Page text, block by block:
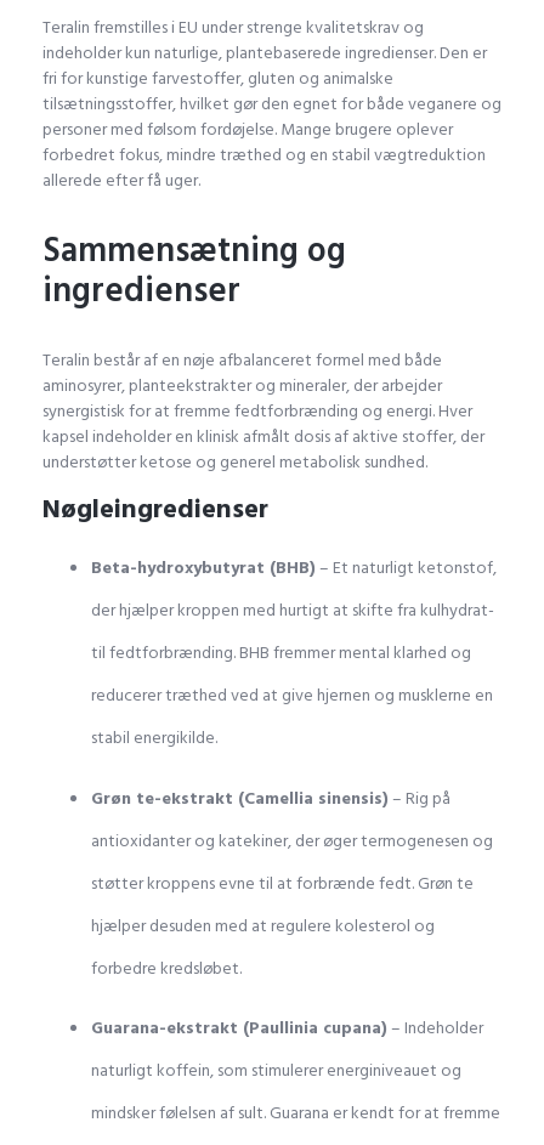
Teralin fremstilles i EU under strenge kvalitetskrav og
indeholder kun naturlige, plantebaserede ingredienser. Den er
fri for kunstige farvestoffer, gluten og animalske
tilsætningsstoffer, hvilket gør den egnet for både veganere og
personer med følsom fordøjelse. Mange brugere oplever
forbedret fokus, mindre træthed og en stabil vægtreduktion
allerede efter få uger.
Sammensætning og
ingredienser
Teralin består af en nøje afbalanceret formel med både
aminosyrer, planteekstrakter og mineraler, der arbejder
synergistisk for at fremme fedtforbrænding og energi. Hver
kapsel indeholder en klinisk afmålt dosis af aktive stoffer, der
understøtter ketose og generel metabolisk sundhed.
Nøgleingredienser
Beta-hydroxybutyrat (BHB)– Et naturligt ketonstof,
der hjælper kroppen med hurtigt at skifte fra kulhydrat-
til fedtforbrænding. BHB fremmer mental klarhed og
reducerer træthed ved at give hjernen og musklerne en
stabil energikilde.
Grøn te-ekstrakt (Camellia sinensis)– Rig på
antioxidanter og katekiner, der øger termogenesen og
støtter kroppens evne til at forbrænde fedt. Grøn te
hjælper desuden med at regulere kolesterol og
forbedre kredsløbet.
Guarana-ekstrakt (Paullinia cupana)– Indeholder
naturligt koffein, som stimulerer energiniveauet og
mindsker følelsen af sult. Guarana er kendt for at fremme